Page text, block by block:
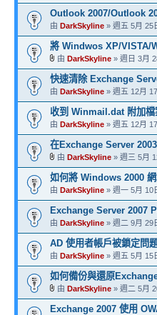
Outlook 2007/Outlook
由 DarkSkyline » 週五 5月 25
將 Windwos XP/VISTA/
由 DarkSkyline » 週日 3月
快速清除 Exchange
由 DarkSkyline » 週五 12月
收到 Winmail.dat 附加檔
由 DarkSkyline » 週五 12月
在Exchange Server
由 DarkSkyline » 週三 5月
如何將 Windows 2000
由 DarkSkyline » 週一 5月 10
Exchange Server 2007
由 DarkSkyline » 週二 9月 29
AD 使用者帳戶被鎖定問
由 DarkSkyline » 週五 5月 15
如何備份與還原
由 DarkSkyline » 週二 5月
Exchange 2007 使用